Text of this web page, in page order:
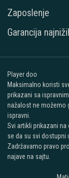
Zaposlenje
Garancija
Player doo
Maksimalno koristi
prikazani sa
nažalost ne možemo
ispravni.
Svi artikli prikazani
se da su svi dostupni
Zadržavamo pravo
najave na sajtu.